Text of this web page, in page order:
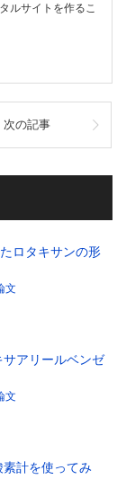
ルサイトを作るこ
次の記事
ロタキサンの形
文
アリールベンゼ
文
計を使ってみ